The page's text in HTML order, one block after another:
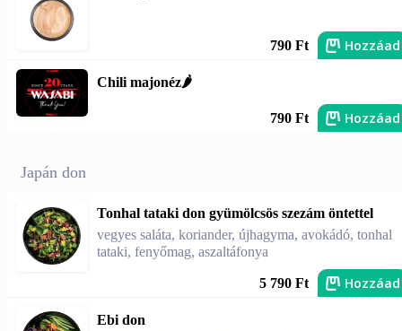
790 Ft Hozzáad
Chili majonéz🌶️
790 Ft Hozzáad
Japán don
Tonhal tataki don gyümölcsös szezám öntettel
vegyes saláta, koriander, újhagyma, avokádó, tonhal
tataki, fenyőmag, aszaltáfonya
5 790 Ft Hozzáad
Ebi don